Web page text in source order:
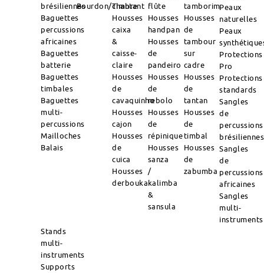
brésiliennes
Baguettes
percussions
africaines
Baguettes
batterie
Baguettes
timbales
Baguettes
multi-
percussions
Mailloches
Balais
Bourdon/Timbre
chantant
Housses
caixa
&
caisse-
claire
Housses
de
cavaquinho
Housses
cajon
Housses
de
cuica
Housses
derbouka
flûte
Housses
handpan
Housses
de
pandeiro
Housses
de
rebolo
Housses
de
répinique
Housses
sanza
/
kalimba
&
sansula
tamborim
Housses
de
tambour
sur
cadre
Housses
de
tantan
Housses
de
timbal
Housses
de
zabumba
Peaux
naturelles
Peaux
Protections
Pro
Protections
standards
Sangles
de
percussions
brésiliennes
Sangles
de
percussions
africaines
Sangles
multi-
instruments
Stands
multi-
instruments
Supports